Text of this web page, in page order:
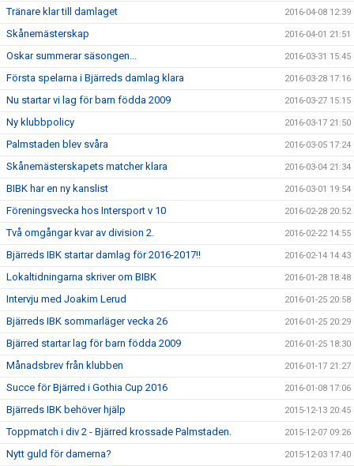
Tränare klar till damlaget 2016-04-08 12:39
Skånemästerskap 2016-04-01 21:51
Oskar summerar säsongen... 2016-03-31 15:45
Första spelarna i Bjärreds damlag klara 2016-03-28 17:16
Nu startar vi lag för barn födda 2009 2016-03-27 15:15
Ny klubbpolicy 2016-03-17 21:50
Palmstaden blev svåra 2016-03-05 17:24
Skånemästerskapets matcher klara 2016-03-04 21:34
BIBK har en ny kanslist 2016-03-01 19:54
Föreningsvecka hos Intersport v 10 2016-02-28 20:52
Två omgångar kvar av division 2. 2016-02-22 14:55
Bjärreds IBK startar damlag för 2016-2017!! 2016-02-14 14:43
Lokaltidningarna skriver om BIBK 2016-01-28 18:48
Intervju med Joakim Lerud 2016-01-25 20:58
Bjärreds IBK sommarläger vecka 26 2016-01-25 20:29
Bjärred startar lag för barn födda 2009 2016-01-25 18:30
Månadsbrev från klubben 2016-01-17 21:27
Succe för Bjärred i Gothia Cup 2016 2016-01-08 17:06
Bjärreds IBK behöver hjälp 2015-12-13 20:45
Toppmatch i div 2 - Bjärred krossade Palmstaden. 2015-12-07 09:26
Nytt guld för damerna? 2015-12-03 17:40